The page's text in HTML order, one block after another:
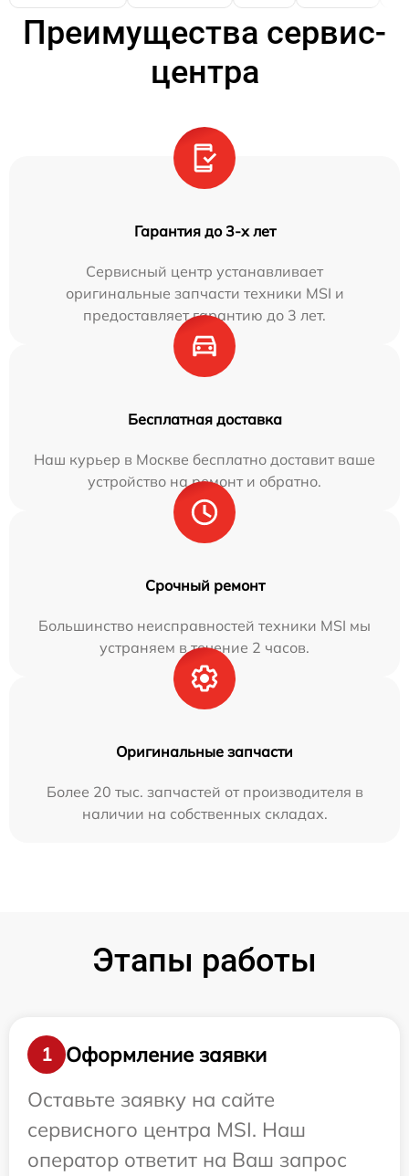
Преимущества сервис-
центра
Гарантия до 3-х лет
Сервисный центр устанавливает
оригинальные запчасти техники MSI и
предоставляет гарантию до 3 лет.
Бесплатная доставка
Наш курьер в Москве бесплатно доставит ваше
устройство на ремонт и обратно.
Срочный ремонт
Большинство неисправностей техники MSI мы
устраняем в течение 2 часов.
Оригинальные запчасти
Более 20 тыс. запчастей от производителя в
наличии на собственных складах.
Этапы работы
1
Оформление заявки
Оставьте заявку на сайте
сервисного центра MSI. Наш
оператор ответит на Ваш запрос